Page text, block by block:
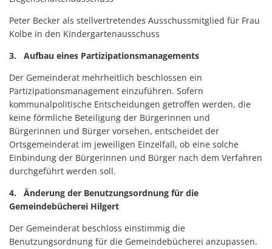
Peter Becker als stellvertretendes Ausschussmitglied für Frau
Kolbe in den Kindergartenausschuss
3. Aufbau eines Partizipationsmanagements
Der Gemeinderat mehrheitlich beschlossen ein
Partizipationsmanagement einzuführen. Sofern
kommunalpolitische Entscheidungen getroffen werden, die
keine förmliche Beteiligung der Bürgerinnen und
Bürgerinnen und Bürger vorsehen, entscheidet der
Ortsgemeinderat im jeweiligen Einzelfall, ob eine solche
Einbindung der Bürgerinnen und Bürger nach dem Verfahren
durchgeführt werden soll.
4. Änderung der Benutzungsordnung für die
Gemeindebücherei Hilgert
Der Gemeinderat beschloss einstimmig die
Benutzungsordnung für die Gemeindebücherei anzupassen.